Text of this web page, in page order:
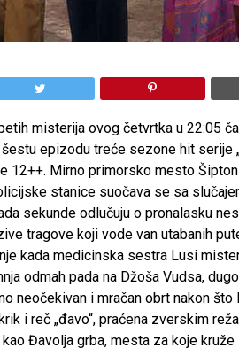
misterija ovog četvrtka u 22:05
epizodu treće sezone hit serije
12++. Mirno primorsko mesto
stanice suočava se sa
sekunde odlučuju o pronalasku
tragove koji vode van utabanih
kada medicinska sestra Lusi
odmah pada na Džoša Vudsa,
neočekivan i mračan obrt nakon
i reč „đavo“, praćena zverskim
Đavolja grba, mesta za koje